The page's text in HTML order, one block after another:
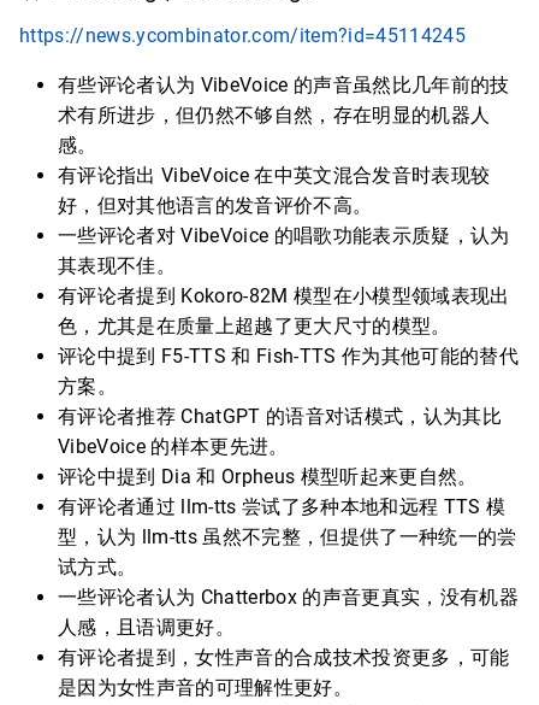
https://news.ycombinator.com/item?id=45114245
有些评论者认为 VibeVoice 的声音虽然比几年前的技
术有所进步，但仍然不够自然，存在明显的机器人
感。
有评论指出 VibeVoice 在中英文混合发音时表现较
好，但对其他语言的发音评价不高。
一些评论者对 VibeVoice 的唱歌功能表示质疑，认为
其表现不佳。
有评论者提到 Kokoro-82M 模型在小模型领域表现出
色，尤其是在质量上超越了更大尺寸的模型。
评论中提到 F5-TTS 和 Fish-TTS 作为其他可能的替代
方案。
有评论者推荐 ChatGPT 的语音对话模式，认为其比
VibeVoice 的样本更先进。
评论中提到 Dia 和 Orpheus 模型听起来更自然。
有评论者通过 llm-tts 尝试了多种本地和远程 TTS 模
型，认为 llm-tts 虽然不完整，但提供了一种统一的尝
试方式。
一些评论者认为 Chatterbox 的声音更真实，没有机器
人感，且语调更好。
有评论者提到，女性声音的合成技术投资更多，可能
是因为女性声音的可理解性更好。